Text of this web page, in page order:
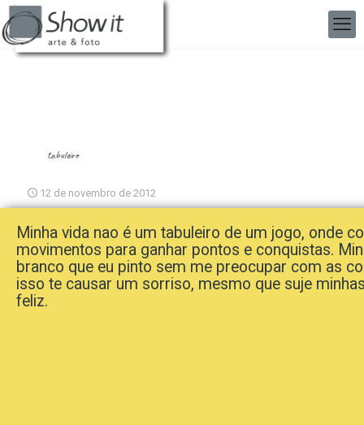
tabuleiro
12 de novembro de 2012
Minha vida nao é um tabuleiro de um jogo, onde
movimentos para ganhar pontos e conquistas.
branco que eu pinto sem me preocupar com as
isso te causar um sorriso, mesmo que suje
feliz.